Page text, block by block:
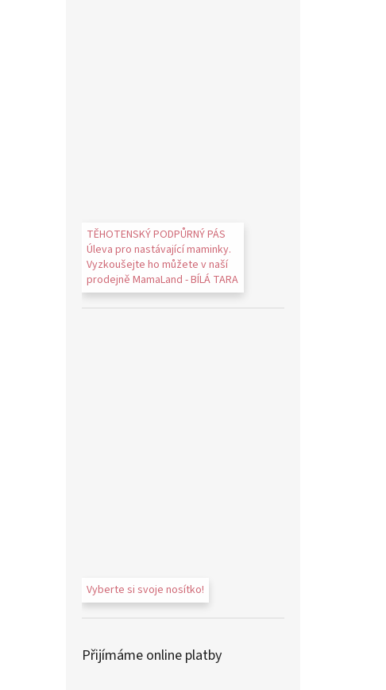
TĚHOTENSKÝ PODPŮRNÝ PÁS
Úleva pro nastávající maminky.
Vyzkoušejte ho můžete v naší
prodejně MamaLand - BÍLÁ TARA
Vyberte si svoje nosítko!
Přijímáme online platby